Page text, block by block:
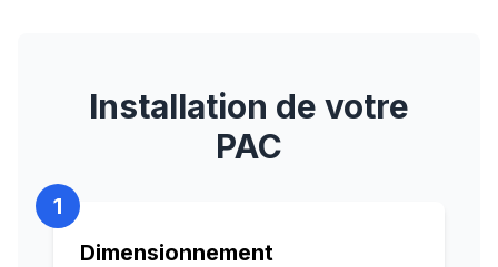
Installation de votre
PAC
1
Dimensionnement